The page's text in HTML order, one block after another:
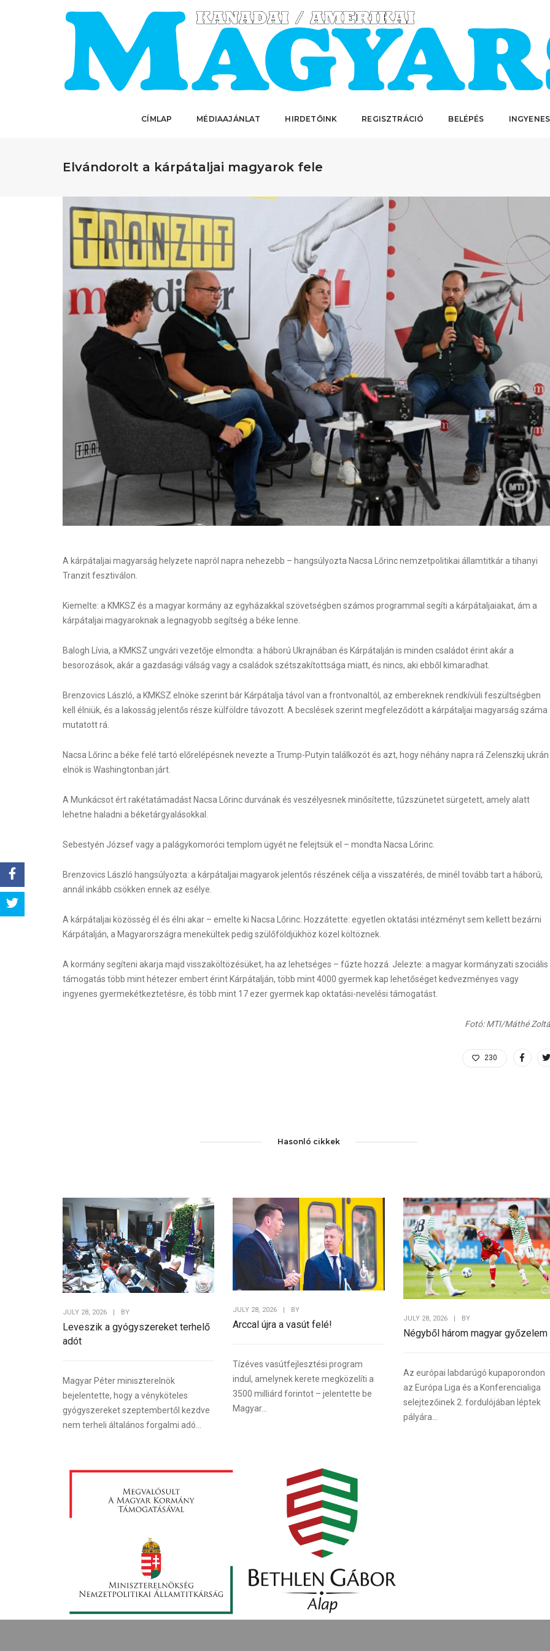
CÍMLAP MÉDIAAJÁNLAT HIRDETŐINK REGISZTRÁCIÓ BELÉPÉS
Elvándorolt a kárpátaljai magyarok fele
A kárpátaljai magyarság helyzete napról napra nehezebb – hangsúlyozta Nacsa Lőrinc nemzetpolitikai államtitkár a tihanyi
Tranzit fesztiválon.
Kiemelte: a KMKSZ és a magyar kormány az egyházakkal szövetségben számos programmal segíti a kárpátaljaiakat, ám a
kárpátaljai magyaroknak a legnagyobb segítség a béke lenne.
Balogh Lívia, a KMKSZ ungvári vezetője elmondta: a háború Ukrajnában és Kárpátalján is minden családot érint akár a
besorozások, akár a gazdasági válság vagy a családok szétszakítottsága miatt, és nincs, aki ebből kimaradhat.
Brenzovics László, a KMKSZ elnöke szerint bár Kárpátalja távol van a frontvonaltól, az embereknek rendkívüli feszültségben
kell élniük, és a lakosság jelentős része külföldre távozott. A becslések szerint megfeleződött a kárpátaljai magyarság száma
mutatott rá.
Nacsa Lőrinc a béke felé tartó előrelépésnek nevezte a Trump-Putyin találkozót és azt, hogy néhány napra rá Zelenszkij ukrán
elnök is Washingtonban járt.
A Munkácsot ért rakétatámadást Nacsa Lőrinc durvának és veszélyesnek minősítette, tűzszünetet sürgetett, amely alatt
lehetne haladni a béketárgyalásokkal.
Sebestyén József vagy a palágykomoróci templom ügyét ne felejtsük el – mondta Nacsa Lőrinc.
Brenzovics László hangsúlyozta: a kárpátaljai magyarok jelentős részének célja a visszatérés, de minél tovább tart a háború,
annál inkább csökken ennek az esélye.
A kárpátaljai közösség él és élni akar – emelte ki Nacsa Lőrinc. Hozzátette: egyetlen oktatási intézményt sem kellett bezárni
Kárpátalján, a Magyarországra menekültek pedig szülőföldjükhöz közel költöznek.
A kormány segíteni akarja majd visszaköltözésüket, ha az lehetséges – fűzte hozzá. Jelezte: a magyar kormányzati szociális
támogatás több mint hétezer embert érint Kárpátalján, több mint 4000 gyermek kap lehetőséget kedvezményes vagy
ingyenes gyermekétkeztetésre, és több mint 17 ezer gyermek kap oktatási-nevelési támogatást.
Fotó: MTI/Máthé
230
Hasonló cikkek
JULY 28, 2026 | BY
Leveszik a gyógyszereket terhelő
adót
Magyar Péter miniszterelnök
bejelentette, hogy a vényköteles
gyógyszereket szeptembertől kezdve
nem terheli általános forgalmi adó...
JULY 28, 2026 | BY
Arccal újra a vasút felé!
Tízéves vasútfejlesztési program
indul, amelynek kerete megközelíti a
3500 milliárd forintot – jelentette be
Magyar...
JULY 28, 2026 | BY
Négyből három magyar győzelem
Az európai labdarúgó kupaporondon
az Európa Liga és a Konferencialiga
selejtezőinek 2. fordulójában léptek
pályára...
Share